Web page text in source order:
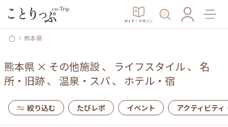
ガイド・マガジン
熊本県
熊本県 × その他施設、 ライフスタイル、 名
所・旧跡、 温泉・スパ、 ホテル・宿
絞り込む たびレポ イベント アクティビティ